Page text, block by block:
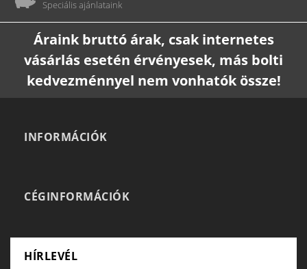
Speciális ajánlataink
Áraink bruttó árak, csak internetes
vásárlás esetén érvényesek, más bolti
kedvezménnyel nem vonhatók össze!
INFORMÁCIÓK
CÉGINFORMÁCIÓK
HÍRLEVÉL